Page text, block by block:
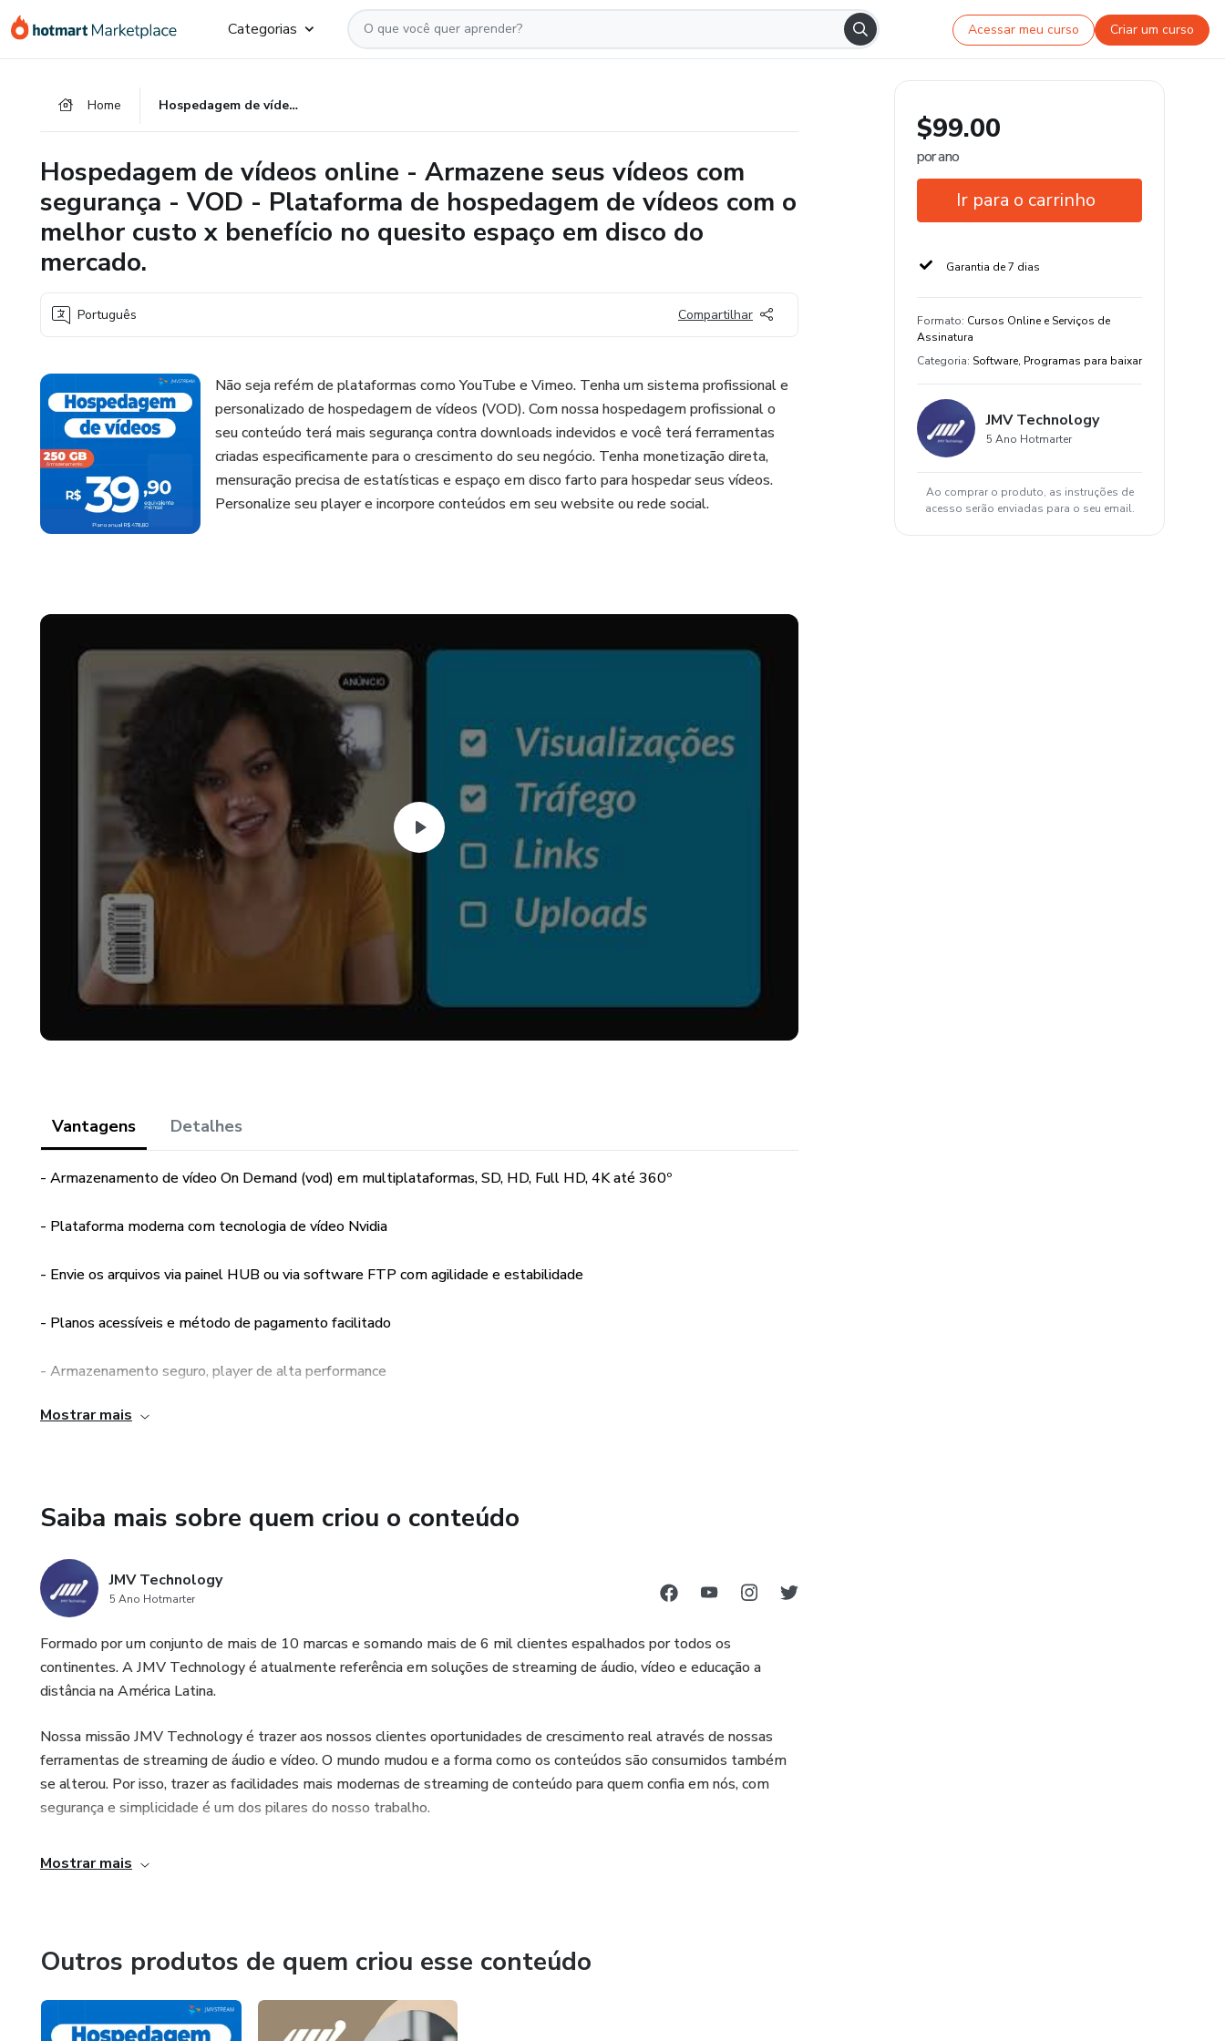
para
para
para
Categorias Acessar meu curso Criar um curso
Home Hospedagem de vídeos online - Armazene seus vídeos com segurança - VOD - Plataforma de hospedagem de vídeos com o melhor custo x benefício no quesito espaço em disco do mercado.
Hospedagem de vídeos online - Armazene seus vídeos com
segurança - VOD - Plataforma de hospedagem de vídeos com o
melhor custo x benefício no quesito espaço em disco do
mercado.
Português Compartilhar
Não seja refém de plataformas como YouTube e Vimeo. Tenha um sistema profissional e
personalizado de hospedagem de vídeos (VOD). Com nossa hospedagem profissional o
seu conteúdo terá mais segurança contra downloads indevidos e você terá ferramentas
criadas especificamente para o crescimento do seu negócio. Tenha monetização direta,
mensuração precisa de estatísticas e espaço em disco farto para hospedar seus vídeos.
Personalize seu player e incorpore conteúdos em seu website ou rede social.
Vantagens Detalhes
- Armazenamento de vídeo On Demand (vod) em multiplataformas, SD, HD, Full HD, 4K até 360º
- Plataforma moderna com tecnologia de vídeo Nvidia
- Envie os arquivos via painel HUB ou via software FTP com agilidade e estabilidade
- Planos acessíveis e método de pagamento facilitado
- Armazenamento seguro, player de alta performance
- Segurança de nível internacional
- Suporte premium via whatsapp, telefone e ticket em horário estendido
- Plataforma com estatísticas detalhadas sobre sua audiência
- Total controle acerca da monetização de conteúdo. Contratação de espaços de publicidade direto
- Aplicativo para Smart TV
- Tráfego ilimitado
- Melhor custo X benefício no quesito espaço em disco
Mostrar mais
Saiba mais sobre quem criou o conteúdo
JMV Technology
5 Ano Hotmarter
Formado por um conjunto de mais de 10 marcas e somando mais de 6 mil clientes espalhados por todos os
continentes. A JMV Technology é atualmente referência em soluções de streaming de áudio, vídeo e educação a
distância na América Latina.
Nossa missão JMV Technology é trazer aos nossos clientes oportunidades de crescimento real através de nossas
ferramentas de streaming de áudio e vídeo. O mundo mudou e a forma como os conteúdos são consumidos também
se alterou. Por isso, trazer as facilidades mais modernas de streaming de conteúdo para quem confia em nós, com
segurança e simplicidade é um dos pilares do nosso trabalho.
Mostrar mais
Outros produtos de quem criou esse conteúdo
$99.00
por ano
Ir para o carrinho
Garantia de 7 dias
Formato: Cursos Online e Serviços de
Assinatura
Categoria: Software, Programas para baixar
JMV Technology
5 Ano Hotmarter
Ao comprar o produto, as instruções de
acesso serão enviadas para o seu email.